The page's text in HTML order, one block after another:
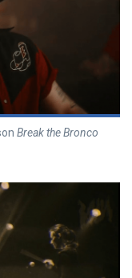
Break the Bronco